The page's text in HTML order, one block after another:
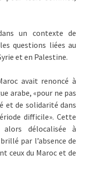
un contexte de
questions liées au
et en Palestine.
avait renoncé à
arabe, «pour ne pas
et de solidarité dans
difficile». Cette
délocalisée à
par l’absence de
ceux du Maroc et de